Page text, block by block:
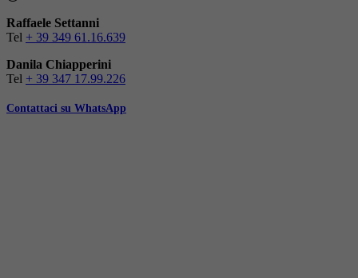
Raffaele Settanni
Tel + 39 349 61.16.639
Danila Chiapperini
Tel + 39 347 17.99.226
Contattaci su WhatsApp